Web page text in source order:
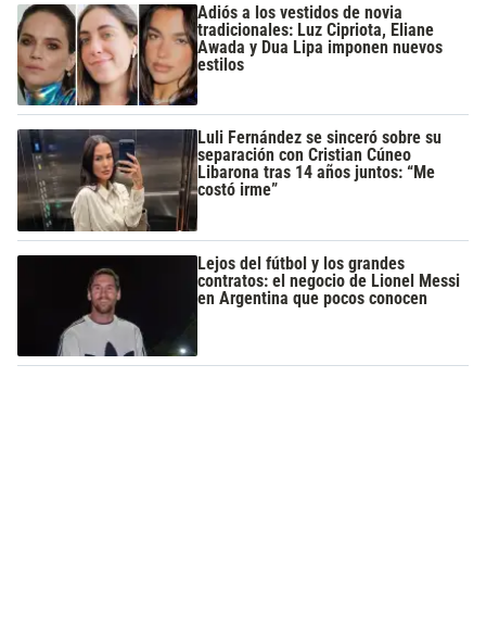
Adiós a los vestidos de novia
tradicionales: Luz Cipriota, Eliane
Awada y Dua Lipa imponen nuevos
estilos
Luli Fernández se sinceró sobre su
separación con Cristian Cúneo
Libarona tras 14 años juntos: “Me
costó irme”
Lejos del fútbol y los grandes
contratos: el negocio de Lionel Messi
en Argentina que pocos conocen